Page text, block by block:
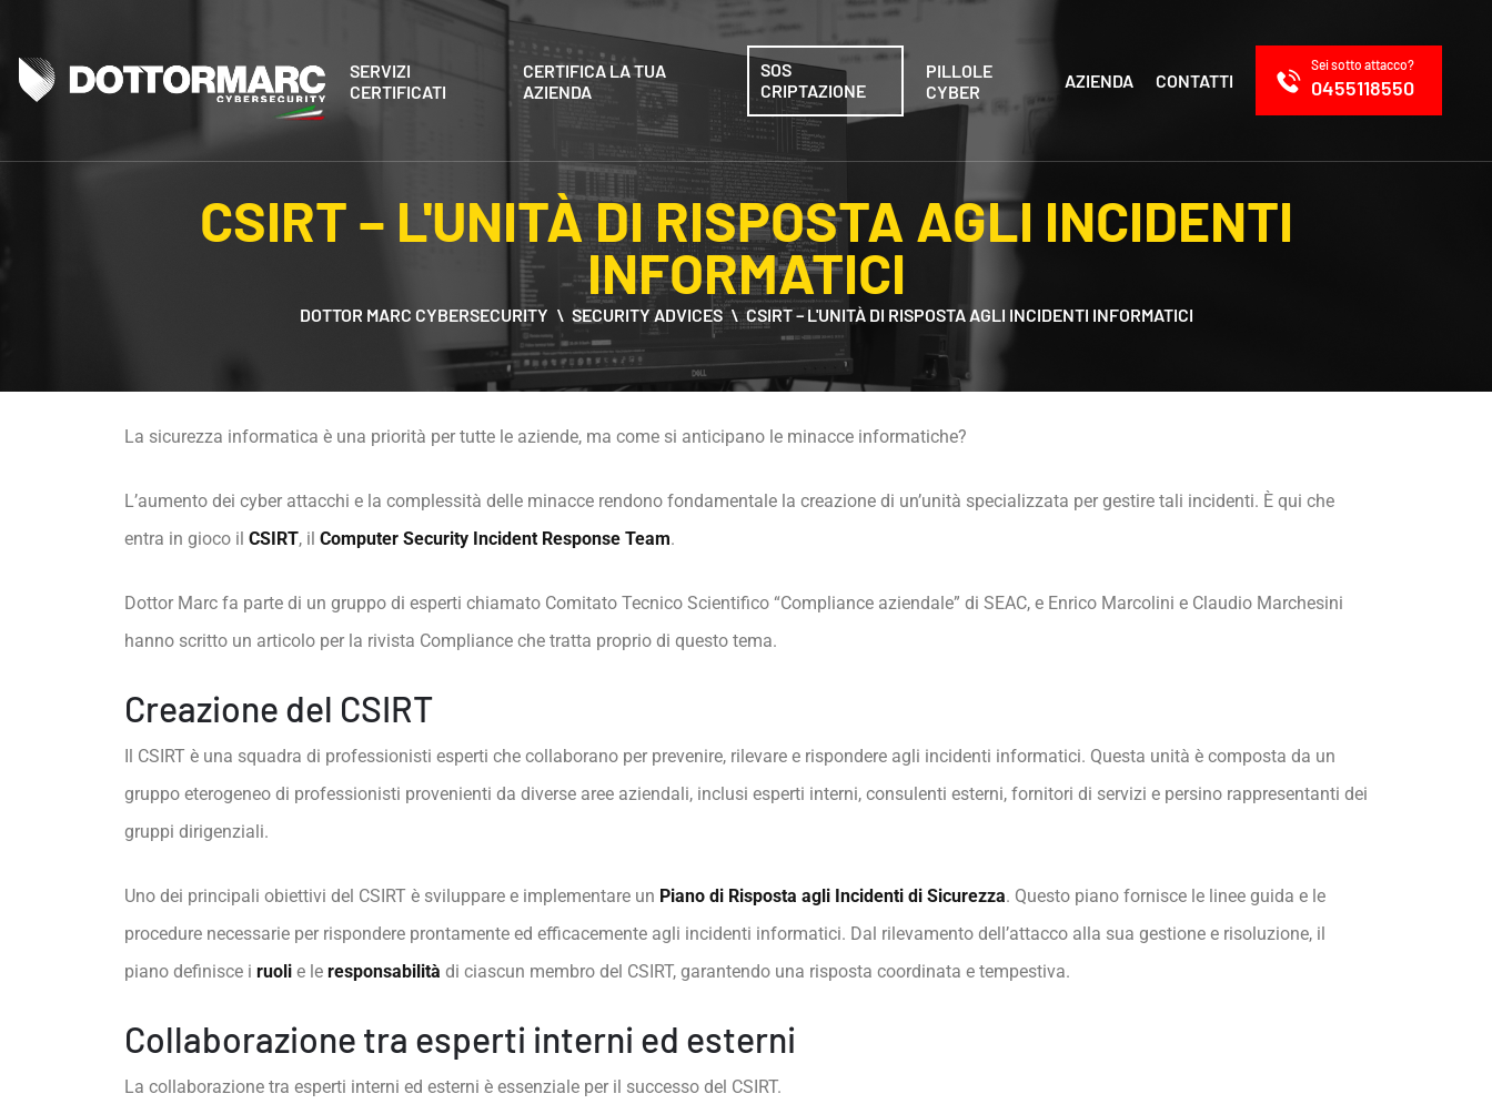
SERVIZI
CERTIFICATI
CERTIFICA LA TUA
AZIENDA
SOS
CRIPTAZIONE
PILLOLE
CYBER
AZIENDA CONTATTI
Sei sotto attacco?
0455118550
CSIRT – L'UNITÀ DI RISPOSTA AGLI INCIDENTI
INFORMATICI
DOTTOR MARC CYBERSECURITY SECURITY ADVICES CSIRT – L'UNITÀ DI RISPOSTA AGLI INCIDENTI INFORMATICI
La sicurezza informatica è una priorità per tutte le aziende, ma come si anticipano le minacce informatiche?
L’aumento dei cyber attacchi e la complessità delle minacce rendono fondamentale la creazione di un’unità specializzata per gestire tali incidenti. È qui che
entra in gioco il CSIRT, il Computer Security Incident Response Team.
Dottor Marc fa parte di un gruppo di esperti chiamato Comitato Tecnico Scientifico “Compliance aziendale” di SEAC, e Enrico Marcolini e Claudio Marchesini
hanno scritto un articolo per la rivista Compliance che tratta proprio di questo tema.
Creazione del CSIRT
Il CSIRT è una squadra di professionisti esperti che collaborano per prevenire, rilevare e rispondere agli incidenti informatici. Questa unità è composta da un
gruppo eterogeneo di professionisti provenienti da diverse aree aziendali, inclusi esperti interni, consulenti esterni, fornitori di servizi e persino rappresentanti dei
gruppi dirigenziali.
Uno dei principali obiettivi del CSIRT è sviluppare e implementare un Piano di Risposta agli Incidenti di Sicurezza. Questo piano fornisce le linee guida e le
procedure necessarie per rispondere prontamente ed efficacemente agli incidenti informatici. Dal rilevamento dell’attacco alla sua gestione e risoluzione, il
piano definisce i ruoli e le responsabilità di ciascun membro del CSIRT, garantendo una risposta coordinata e tempestiva.
Collaborazione tra esperti interni ed esterni
La collaborazione tra esperti interni ed esterni è essenziale per il successo del CSIRT.